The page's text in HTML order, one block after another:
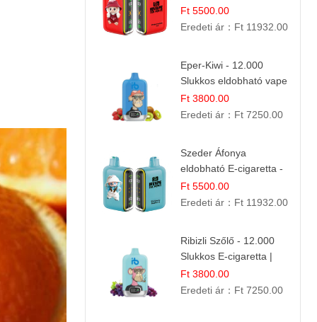
25.000 Slukk | Frissítő
Nyári Íz
Ft 5500.00
Eredeti ár： Ft 11932.00
Eper-Kiwi - 12.000
Slukkos eldobható vape
| Friss Gyümölcs
Kombináció
Ft 3800.00
Eredeti ár： Ft 7250.00
Szeder Áfonya
eldobható E-cigaretta -
25.000 Slukk | Prémium
Gyümölcs Íz
Ft 5500.00
Eredeti ár： Ft 11932.00
Ribizli Szőlő - 12.000
Slukkos E-cigaretta |
Kifinomult Gyümölcs Íz
Ft 3800.00
Eredeti ár： Ft 7250.00